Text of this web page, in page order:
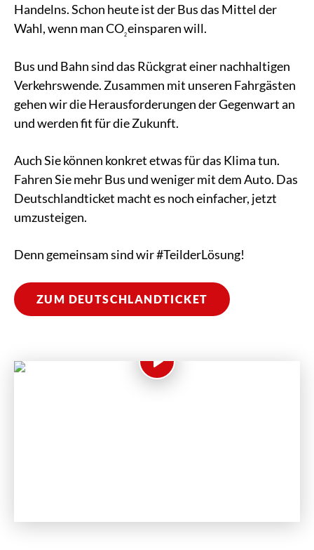
Handelns. Schon heute ist der Bus das Mittel der
Wahl, wenn man CO2einsparen will.
Bus und Bahn sind das Rückgrat einer nachhaltigen
Verkehrswende. Zusammen mit unseren Fahrgästen
gehen wir die Herausforderungen der Gegenwart an
und werden fit für die Zukunft.
Auch Sie können konkret etwas für das Klima tun.
Fahren Sie mehr Bus und weniger mit dem Auto. Das
Deutschlandticket macht es noch einfacher, jetzt
umzusteigen.
Denn gemeinsam sind wir #TeilderLösung!
ZUM DEUTSCHLANDTICKET
Play